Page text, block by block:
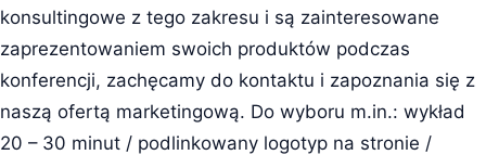
konsultingowe z tego zakresu i są zainteresowane
zaprezentowaniem swoich produktów podczas
konferencji, zachęcamy do kontaktu i zapoznania się z
naszą ofertą marketingową. Do wyboru m.in.: wykład
20 – 30 minut / podlinkowany logotyp na stronie /